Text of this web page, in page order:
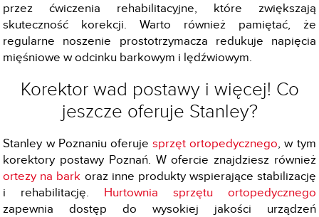
przez ćwiczenia rehabilitacyjne, które zwiększają
skuteczność korekcji. Warto również pamiętać, że
regularne noszenie prostotrzymacza redukuje napięcia
mięśniowe w odcinku barkowym i lędźwiowym.
Korektor wad postawy i więcej! Co
jeszcze oferuje Stanley?
Stanley w Poznaniu oferujesprzęt ortopedycznego, w tym
korektory postawy Poznań. W ofercie znajdziesz również
ortezy na bark oraz inne produkty wspierające stabilizację
i rehabilitację. Hurtownia sprzętu ortopedycznego
zapewnia dostęp do wysokiej jakości urządzeń